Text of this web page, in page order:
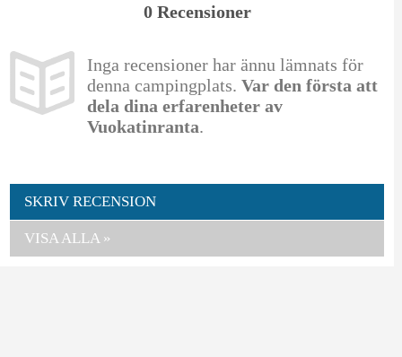
0 Recensioner
Inga recensioner har ännu lämnats för
denna campingplats. Var den första att
dela dina erfarenheter av
Vuokatinranta.
SKRIV RECENSION
VISA ALLA »